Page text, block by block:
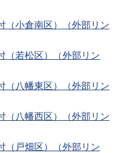
（小倉南区）（外部リン
（若松区）（外部リン
（八幡東区）（外部リン
（八幡西区）（外部リン
（戸畑区）（外部リン